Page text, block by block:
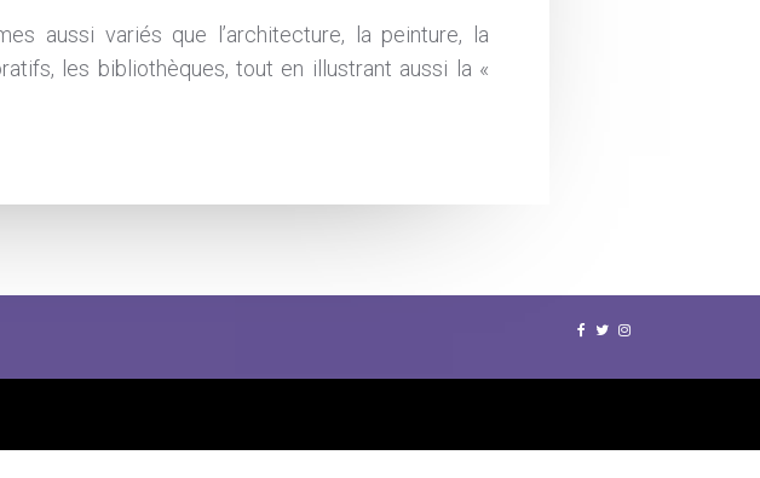
aussi variés que l’architecture, la peinture, la
les bibliothèques, tout en illustrant aussi la «